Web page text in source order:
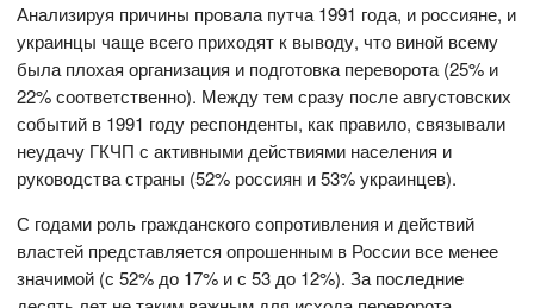
Анализируя причины провала путча 1991 года, и россияне, и
украинцы чаще всего приходят к выводу, что виной всему
была плохая организация и подготовка переворота (25% и
22% соответственно). Между тем сразу после августовских
событий в 1991 году респонденты, как правило, связывали
неудачу ГКЧП с активными действиями населения и
руководства страны (52% россиян и 53% украинцев).
С годами роль гражданского сопротивления и действий
властей представляется опрошенным в России все менее
значимой (с 52% до 17% и с 53 до 12%). За последние